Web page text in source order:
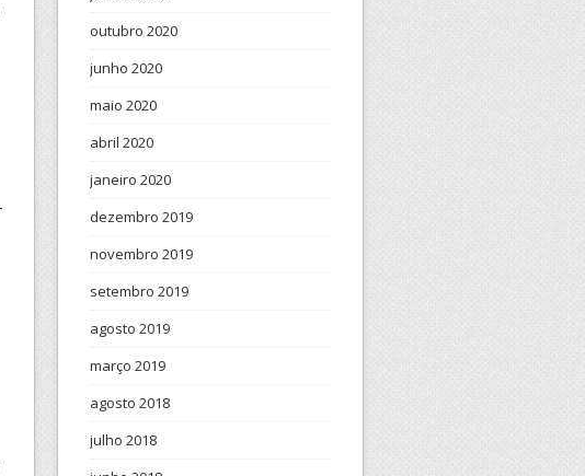
outubro 2020
junho 2020
maio 2020
abril 2020
janeiro 2020
dezembro 2019
novembro 2019
setembro 2019
agosto 2019
março 2019
agosto 2018
julho 2018